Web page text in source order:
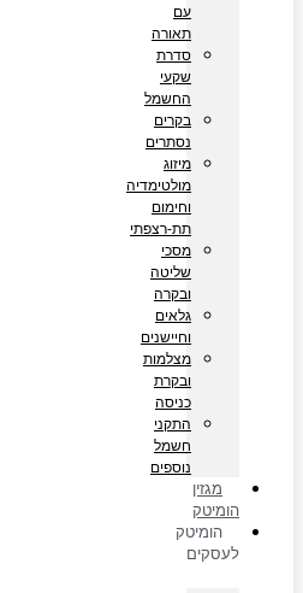
עם
תאורה
סדרת
שקעי
החשמל
בקרים
נסתרים
מיזוג
מולטימדיה
וחימום
תת-רצפתי
מסכי
שליטה
ובקרה
גלאים
וחיישנים
מצלמות
ובקרת
כניסה
התקני
חשמל
נוספים
מגזין
הומיטק
הומיטק
לעסקים